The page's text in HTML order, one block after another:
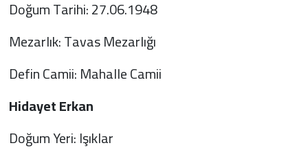
Doğum Tarihi: 27.06.1948
Mezarlık: Tavas Mezarlığı
Defin Camii: Mahalle Camii
Hidayet Erkan
Doğum Yeri: Işıklar